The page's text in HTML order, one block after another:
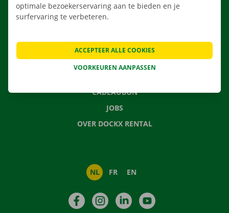
CONTACTEER ONS
VEELGESTELDE VRAGEN
CADEAUBON
JOBS
OVER DOCKX RENTAL
NL FR EN
FacebookInstagramLinkedIn
optimale bezoekerservaring aan te bieden en je
surfervaring te verbeteren.
VOORKEUREN AANPASSEN
ACCEPTEER ALLE COOKIES